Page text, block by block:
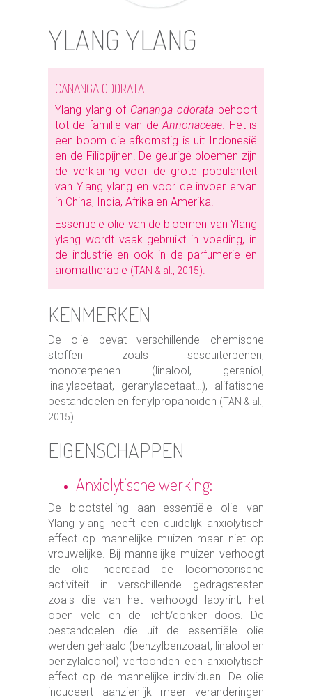
YLANG YLANG
CANANGA ODORATA
Ylang ylang of Cananga odoratabehoort
tot de familie van deAnnonaceae. Het is
een boom die afkomstig is uit Indonesië
en de Filippijnen. De geurige bloemen zijn
de verklaring voor de grote populariteit
van Ylang ylang en voor de invoer ervan
in China, India, Afrika en Amerika.
Essentiële olie van de bloemen van Ylang
ylang wordt vaak gebruikt in voeding, in
de industrie en ook in de parfumerie en
aromatherapie (TAN & al., 2015).
KENMERKEN
De olie bevat verschillende chemische
stoffen zoals sesquiterpenen,
monoterpenen (linalool, geraniol,
linalylacetaat, geranylacetaat…), alifatische
bestanddelen en fenylpropanoïden (TAN & al.,
2015).
EIGENSCHAPPEN
Anxiolytische werking:
De blootstelling aan essentiële olie van
Ylang ylang heeft een duidelijk anxiolytisch
effect op mannelijke muizen maar niet op
vrouwelijke. Bij mannelijke muizen verhoogt
de olie inderdaad de locomotorische
activiteit in verschillende gedragstesten
zoals die van het verhoogd labyrint, het
open veld en de licht/donker doos. De
bestanddelen die uit de essentiële olie
werden gehaald (benzylbenzoaat, linalool en
benzylalcohol) vertoonden een anxiolytisch
effect op de mannelijke individuen. De olie
induceert aanzienlijk meer veranderingen